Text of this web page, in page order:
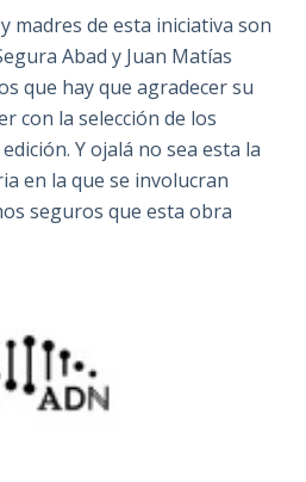
madres de esta iniciativa son
Abad y Juan Matías
que hay que agradecer su
con la selección de los
Y ojalá no sea esta la
en la que se involucran
seguros que esta obra